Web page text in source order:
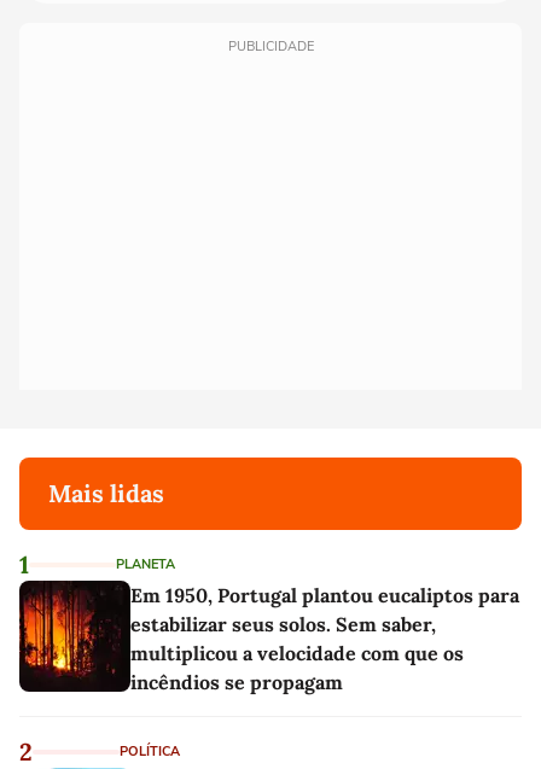
PUBLICIDADE
Mais lidas
1 PLANETA
Em 1950, Portugal plantou eucaliptos para
estabilizar seus solos. Sem saber,
multiplicou a velocidade com que os
incêndios se propagam
2 POLÍTICA